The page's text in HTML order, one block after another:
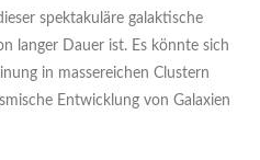
spektakuläre galaktische
langer Dauer ist. Es könnte sich
in massereichen Clustern
Entwicklung von Galaxien